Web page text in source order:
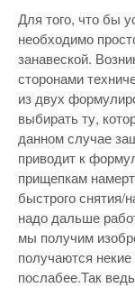
Для того, что бы
необходимо
занавеской.
сторонами
из двух
выбирать ту,
данном случае
приводит к
прищепкам
быстрого снятия/
надо дальше
мы получим
получаются
послабее.Так